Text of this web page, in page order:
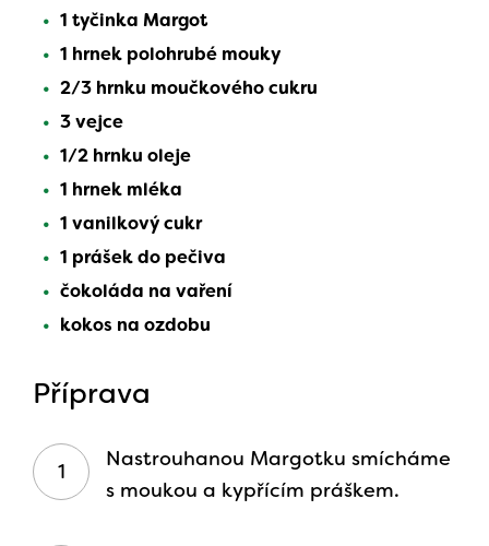
1 tyčinka Margot
1 hrnek polohrubé mouky
2/3 hrnku moučkového cukru
3 vejce
1/2 hrnku oleje
1 hrnek mléka
1 vanilkový cukr
1 prášek do pečiva
čokoláda na vaření
kokos na ozdobu
Příprava
Nastrouhanou Margotku smícháme
s moukou a kypřícím práškem.